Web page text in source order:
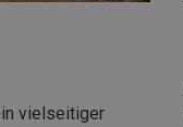
vielseitiger